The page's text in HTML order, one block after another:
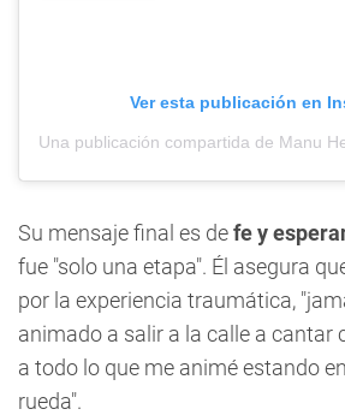
Ver esta publicación en
Su mensaje final es defe y
fue "solo una etapa". Él asegura
por la experiencia traumática,
animado a salir a la calle a cantar
a todo lo que me animé estando
rueda".